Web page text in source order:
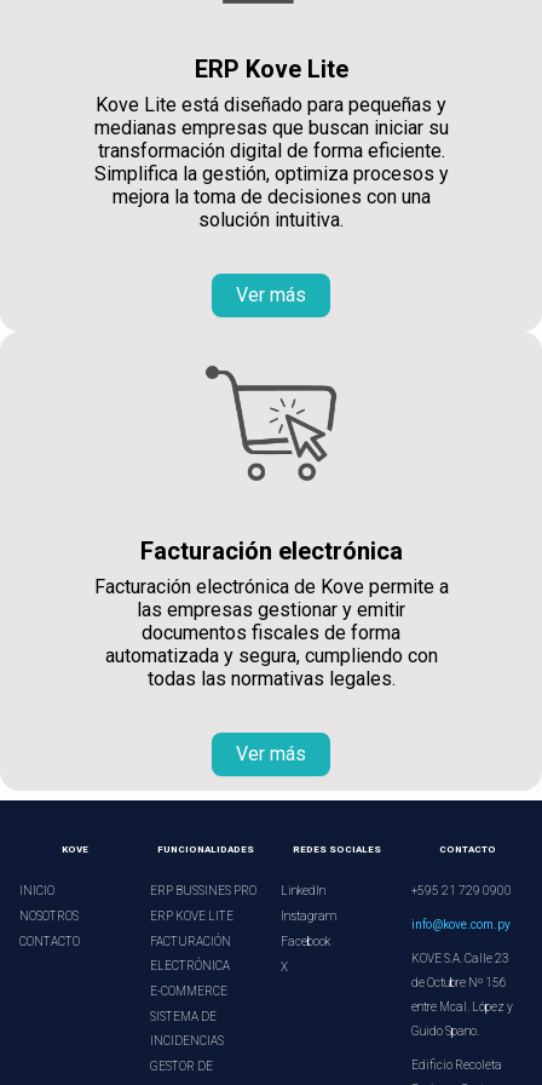
ERP Kove Lite
Kove Lite está diseñado para pequeñas y
medianas empresas que buscan iniciar su
transformación digital de forma eficiente.
Simplifica la gestión, optimiza procesos y
mejora la toma de decisiones con una
solución intuitiva.
Ver más
Facturación electrónica
Facturación electrónica de Kove permite a
las empresas gestionar y emitir
documentos fiscales de forma
automatizada y segura, cumpliendo con
todas las normativas legales.
Ver más
KOVE
INICIO
NOSOTROS
CONTACTO
FUNCIONALIDADES
ERP BUSSINES PRO
ERP KOVE LITE
FACTURACIÓN
ELECTRÓNICA
E-COMMERCE
SISTEMA DE
INCIDENCIAS
GESTOR DE
REDES SOCIALES
LinkedIn
Instagram
Facebook
X
CONTACTO
+595 21 729 0900
info@kove.com.py
KOVE S.A. Calle 23
de Octubre Nº 156
entre Mcal. López y
Guido Spano.
Edificio Recoleta